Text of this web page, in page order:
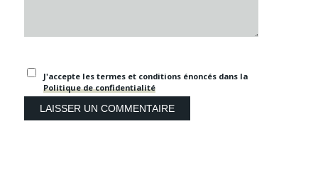
J'accepte les termes et conditions énoncés dans la
Politique de confidentialité